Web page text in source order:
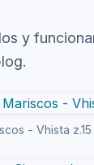
y
- Vhista z.15